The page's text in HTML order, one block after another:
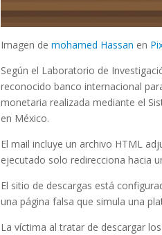
Imagen demohamed Hassan en
Según el Laboratorio de
reconocido banco internacional
monetaria realizada mediante el
en México.
El mail incluye un archivo HTML
ejecutado solo redirecciona hacia
El sitio de descargas está
una página falsa que simula una
La víctima al tratar de descargar